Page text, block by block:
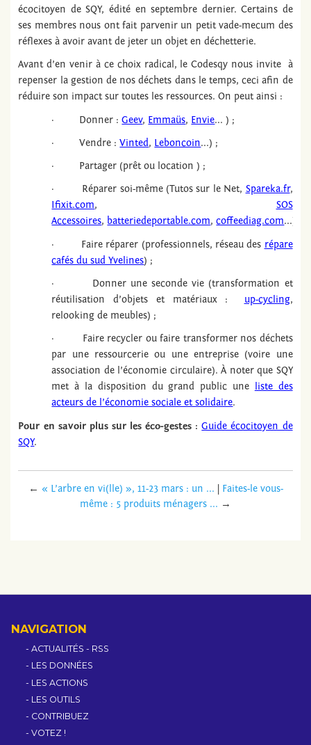
écocitoyen de SQY, édité en septembre dernier. Certains de
ses membres nous ont fait parvenir un petit vade-mecum des
réflexes à avoir avant de jeter un objet en déchetterie.
Avant d’en venir à ce choix radical, le Codesqy nous invite à
repenser la gestion de nos déchets dans le temps, ceci afin de
réduire son impact sur toutes les ressources. On peut ainsi :
· Donner :Geev, Emmaüs, Envie... ) ;
· Vendre :Vinted, Leboncoin...) ;
· Partager (prêt ou location ) ;
· Réparer soi-même (Tutos sur le Net, Spareka.fr,
Ifixit.com, SOS
Accessoires, batteriedeportable.com,coffeediag.com...) ;
· Faire réparer (professionnels, réseau des répare
cafés du sud Yvelines) ;
· Donner une seconde vie (transformation et
réutilisation d’objets et matériaux : up-cycling,
relooking de meubles) ;
· Faire recycler ou faire transformer nos déchets
par une ressourcerie ou une entreprise (voire une
association de l’économie circulaire). À noter que SQY
met à la disposition du grand public une liste des
acteurs de l’économie sociale et solidaire.
Pour en savoir plus sur les éco-gestes : Guide écocitoyen de
SQY.
← « L’arbre en vi(lle) », 11-23 mars : un ...
Faites-le vous-
même : 5 produits ménagers ... →
NAVIGATION
ACTUALITÉS - RSS
LES DONNÉES
LES ACTIONS
LES OUTILS
CONTRIBUEZ
VOTEZ !